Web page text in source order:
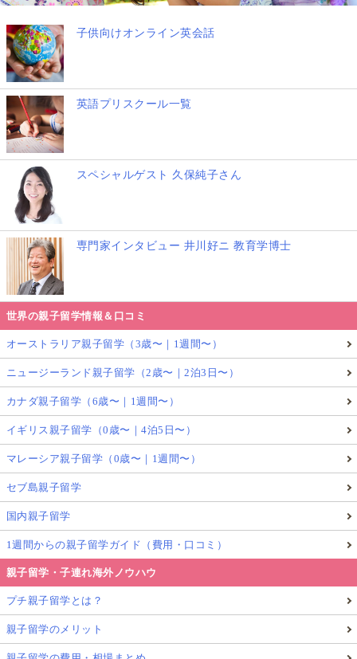
子供向けオンライン英会話
英語プリスクール一覧
スペシャルゲスト 久保純子さん
専門家インタビュー 井川好ニ 教育学博士
世界の親子留学情報＆口コミ
オーストラリア親子留学（3歳〜｜1週間〜）
ニュージーランド親子留学（2歳〜｜2泊3日〜）
カナダ親子留学（6歳〜｜1週間〜）
イギリス親子留学（0歳〜｜4泊5日〜）
マレーシア親子留学（0歳〜｜1週間〜）
セブ島親子留学
国内親子留学
1週間からの親子留学ガイド（費用・口コミ）
親子留学・子連れ海外ノウハウ
プチ親子留学とは？
親子留学のメリット